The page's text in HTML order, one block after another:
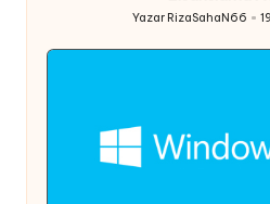
Posted
Yazar RizaSahaN66